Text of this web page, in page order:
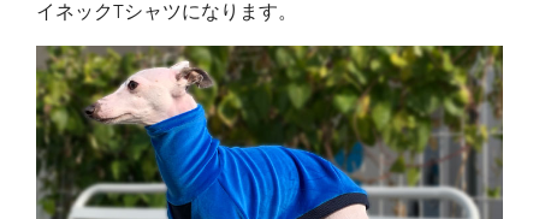
イネックTシャツになります。